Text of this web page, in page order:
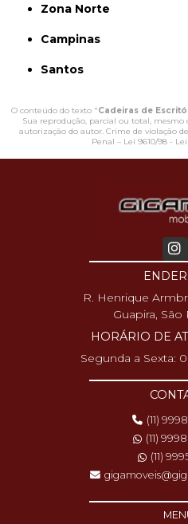
Zona Norte
Campinas
Santos
O conteúdo do texto "Cadeiras de
Sua reprodução, parcial ou total, mesmo
autorização do autor. Crime de violação
Penal – Lei 9610/98 -
R. Henrique
Guapira, São
HORÁRIO DE
Segunda a Sexta:
(11)
(11)
(11)